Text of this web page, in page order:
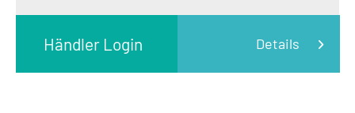
Händler Login Details